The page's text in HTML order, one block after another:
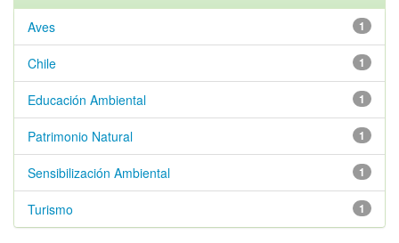
1
Aves
1
Chile
1
Educación Ambiental
1
Patrimonio Natural
1
Sensibilización Ambiental
1
Turismo